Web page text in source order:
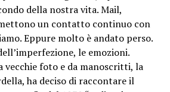
della nostra vita. Mail,
un contatto continuo con
Eppure molto è andato perso.
le emozioni.
vecchie foto e da manoscritti, la
ha deciso di raccontare il